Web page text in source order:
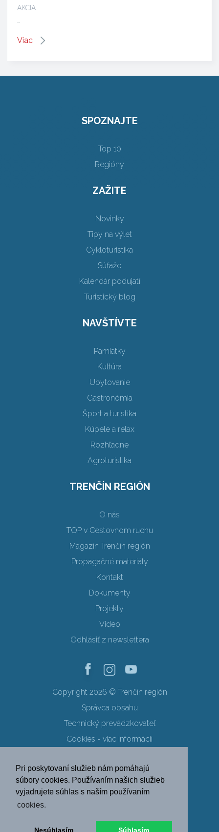
Pri poskytovaní služieb nám pomáhajú
súbory cookies. Používaním našich služieb
vyjadrujete súhlas s naším používaním
cookies.
Nesúhlasím Súhlasím
AKCIA
Viac
SPOZNAJTE
Top 10
Regióny
ZAŽITE
Novinky
Tipy na výlet
Cykloturistika
Súťaže
Kalendár podujatí
Turistický blog
NAVŠTÍVTE
Pamiatky
Kultúra
Ubytovanie
Gastronómia
Šport a turistika
Kúpele a relax
Rozhľadne
Agroturistika
TRENČÍN REGIÓN
O nás
TOP v Cestovnom ruchu
Magazín Trenčín región
Propagačné materiály
Kontakt
Dokumenty
Projekty
Video
Odhlásiť z newslettera
Copyright 2026 © Trenčín región
Správca obsahu
Technický prevádzkovateľ
Cookies - viac informácií
Ochrana osobných údajov
SK EN DE
PL